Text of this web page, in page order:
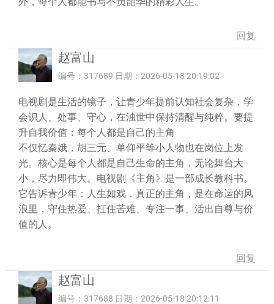
回复
赵富山
编号：317689 日期：2026-05-18 20:19:02
电视剧是生活的镜子，让青少年提前认知社会复杂，学
会识人、处事、守心，在浊世中保持清醒与纯粹。要提
升自我价值：每个人都是自己的主角
不仅忆秦娥，胡三元、单仰平等小人物也在岗位上发
光。核心是每个人都是自己生命的主角，无论舞台大
小，尽力即伟大。电视剧《主角》是一部成长教科书。
它告诉青少年：人生如戏，真正的主角，是在命运的风
浪里，守住热爱、扛住苦难、专注一事、活出自尊与价
值的人。
回复
赵富山
编号：317688 日期：2026-05-18 20:12:11